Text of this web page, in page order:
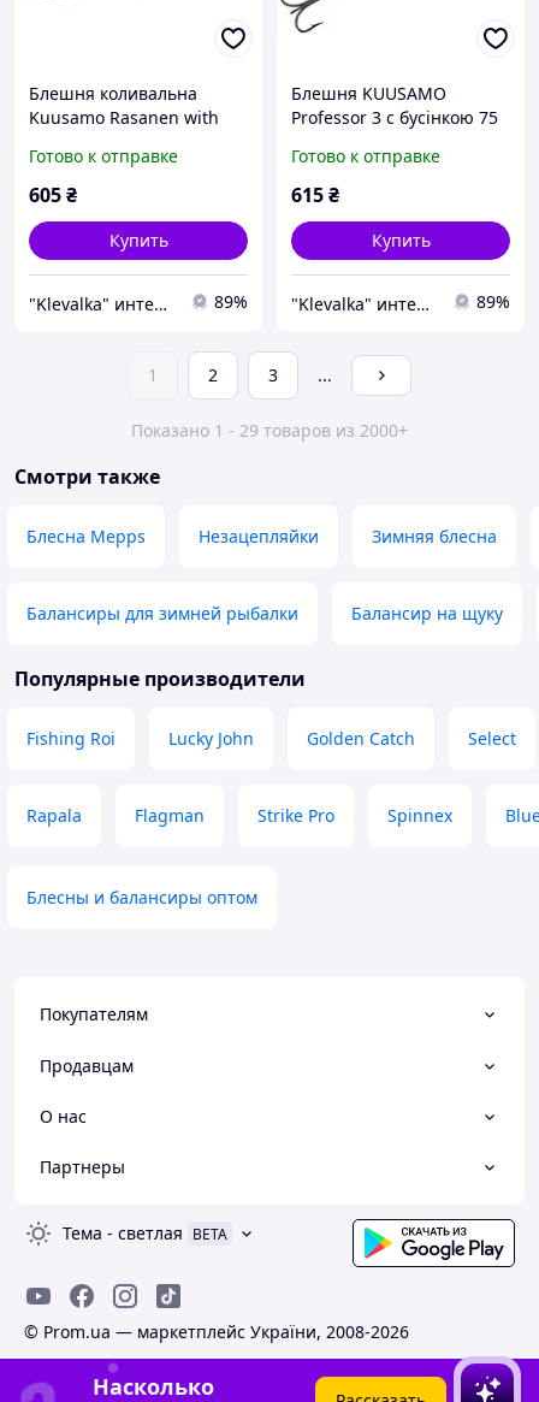
Блешня коливальна
Kuusamo Rasanen with
40220055 Kuusamo
Готово к отправке
605₴
Купить
"Klevalka" интернет магазин - всё для клёвой рыбалки. 89%
Блешня KUUSAMO
Professor 3 с бусінкою 75
Kuusamo
Готово к отправке
615₴
Купить
"Klevalka" интернет магазин - всё для клёвой рыбалки. 89%
1 2 3 ...
Показано 1 - 29 товаров из 2000+
Смотри также
Блесна Mepps Незацепляйки Зимняя блесна
Балансиры для зимней рыбалки Балансир на щуку
Популярные производители
Fishing Roi Lucky John Golden Catch Select
Rapala Flagman Strike Pro Spinnex
Блесны и балансиры оптом
Покупателям
Продавцам
О нас
Партнеры
Тема - светлая BETA
© Prom.ua — маркетплейс України, 2008-2026
Насколько